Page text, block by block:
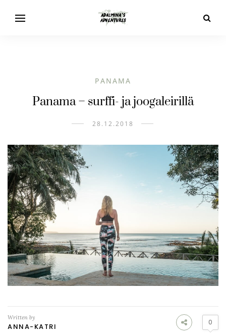
PANAMA
Panama – surffi- ja joogaleirillä
28.12.2018
Written by
ANNA-KATRI 0